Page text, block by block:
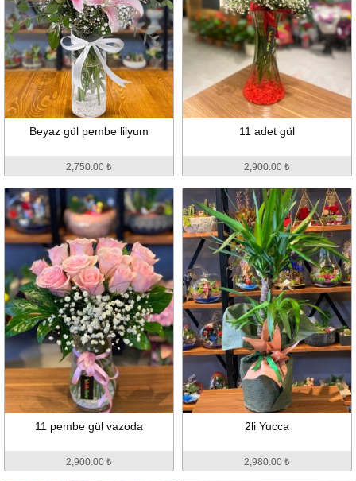
Beyaz gül pembe lilyum
2,750.00 ₺
11 adet gül
2,900.00 ₺
11 pembe gül vazoda
2,900.00 ₺
2li Yucca
2,980.00 ₺